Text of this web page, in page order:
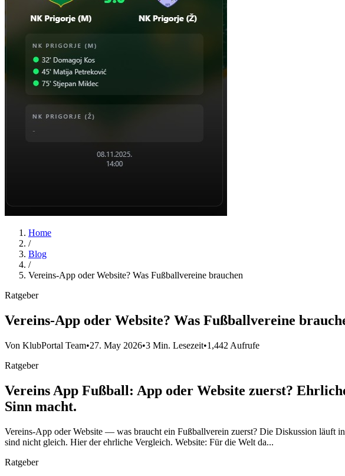
Home
/
Blog
/
Vereins-App oder Website? Was Fußballvereine brauchen
Ratgeber
Vereins-App oder Website? Was Fußballvereine
Von KlubPortal Team•27. May 2026•3 Min. Lesezeit•1,442 Aufrufe
Ratgeber
Vereins App Fußball: App oder Website zuerst?
Sinn macht.
Vereins-App oder Website — was braucht ein Fußballverein zuerst? Die Diskussion läuft
sind nicht gleich. Hier der ehrliche Vergleich. Website: Für die Welt da...
Ratgeber